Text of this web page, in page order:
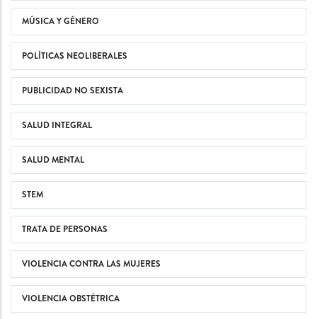
MÚSICA Y GÉNERO
POLÍTICAS NEOLIBERALES
PUBLICIDAD NO SEXISTA
SALUD INTEGRAL
SALUD MENTAL
STEM
TRATA DE PERSONAS
VIOLENCIA CONTRA LAS MUJERES
VIOLENCIA OBSTÉTRICA